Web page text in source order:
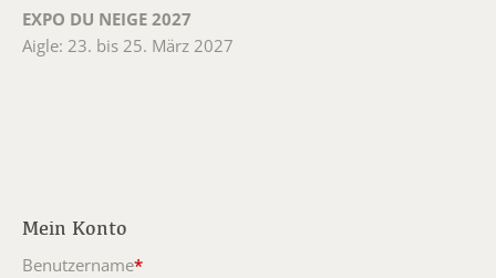
EXPO DU NEIGE 2027
Aigle: 23. bis 25. März 2027
Mein Konto
Benutzername*